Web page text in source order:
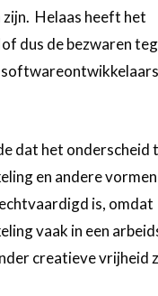
Helaas heeft het
dus de bezwaren
dat het onderscheid
en andere vormen
is, omdat
vaak in een
creatieve vrijheid